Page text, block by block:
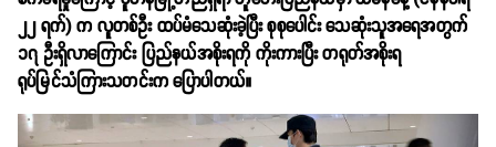
၂၂ ရက်) က လူတစ်ဦး ထပ်မံသေဆုံးခဲ့ပြီး စုစုပေါင်း သေဆုံးသူအရေအတွက်
၁၇ ဦးရှိလာကြောင်း ပြည်နယ်အစိုးရကို ကိုးကားပြီး တရုတ်အစိုးရ
ရုပ်မြင်သံကြားသတင်းက ပြောပါတယ်။